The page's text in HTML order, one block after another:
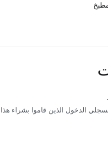
الدخول الذين قاموا بشراء هذا